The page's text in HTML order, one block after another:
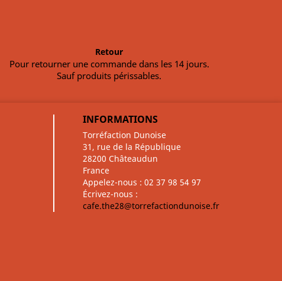
Retour
Pour retourner une commande dans les 14 jours.
Sauf produits périssables.
INFORMATIONS
Torréfaction Dunoise
31, rue de la République
28200 Châteaudun
France
Appelez-nous : 02 37 98 54 97
Écrivez-nous :
cafe.the28@torrefactiondunoise.fr